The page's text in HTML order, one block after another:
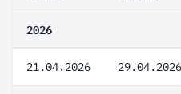
2026
21.04.2026 29.04.2026